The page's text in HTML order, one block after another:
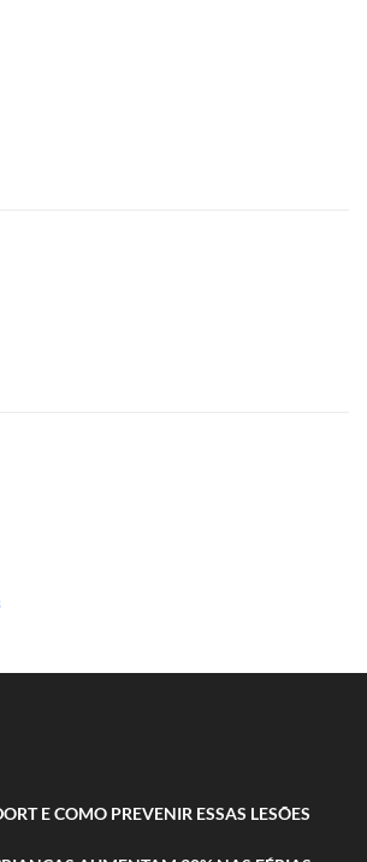
E COMO PREVENIR ESSAS LESÕES